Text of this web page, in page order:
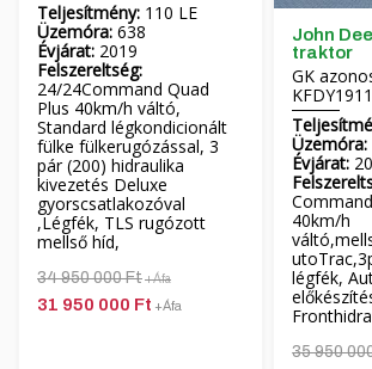
Teljesítmény: 110 LE
Üzemóra: 638
Évjárat: 2019
Felszereltség:
24/24Command Quad
Plus 40km/h váltó,
Standard légkondicionált
fülke fülkerugózással, 3
pár (200) hidraulika
kivezetés Deluxe
gyorscsatlakozóval
,Légfék, TLS rugózott
mellső híd,
34 950 000 Ft+Áfa
31 950 000 Ft +Áfa
John
traktor
GK
Üzemóra:
Évjárat:
40km/h
légfék,
35 950